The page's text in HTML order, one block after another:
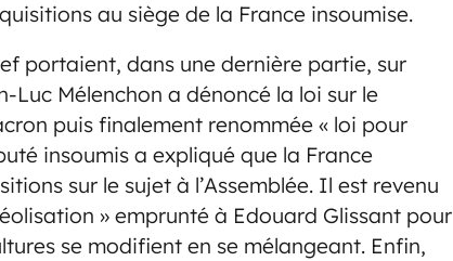
au siège de la France insoumise.
portaient, dans une dernière partie, sur
Luc Mélenchon a dénoncé la loi sur le
puis finalement renommée « loi pour
insoumis a expliqué que la France
sur le sujet à l’Assemblée. Il est revenu
» emprunté à Edouard Glissant pour
se modifient en se mélangeant. Enfin,